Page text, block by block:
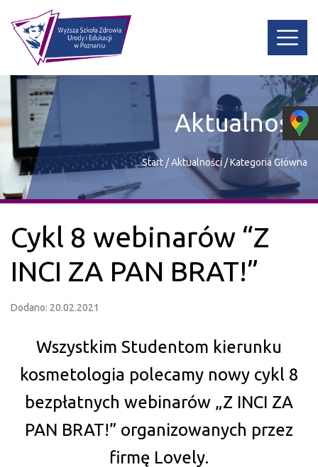
Aktualności
Start/Aktualności /Kategoria Główna
Cykl 8 webinarów “Z
INCI ZA PAN BRAT!”
Dodano: 20.02.2021
Wszystkim Studentom kierunku
kosmetologia polecamy nowy cykl 8
bezpłatnych webinarów „Z INCI ZA
PAN BRAT!” organizowanych przez
firmę Lovely.